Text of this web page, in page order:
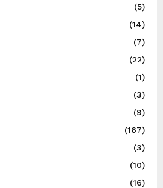
(5)
(14)
(7)
(22)
(1)
(3)
(9)
(167)
(3)
(10)
(16)